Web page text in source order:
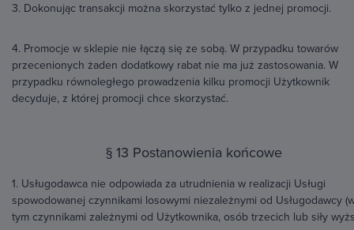
3. Dokonując transakcji można skorzystać tylko z jednej promocji.
4. Promocje w sklepie nie łączą się ze sobą. W przypadku towarów
przecenionych żaden dodatkowy rabat nie ma już zastosowania. W
przypadku równoległego prowadzenia kilku promocji Użytkownik
decyduje, z której promocji chce skorzystać.
§ 13 Postanowienia końcowe
1. Usługodawca nie odpowiada za utrudnienia w realizacji Usługi
spowodowanej czynnikami losowymi niezależnymi od Usługodawcy
tym czynnikami zależnymi od Użytkownika, osób trzecich lub siły